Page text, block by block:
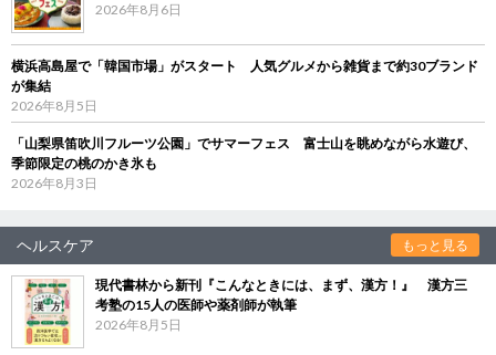
2026年8月6日
横浜高島屋で「韓国市場」がスタート 人気グルメから雑貨まで約30ブランド
が集結
2026年8月5日
「山梨県笛吹川フルーツ公園」でサマーフェス 富士山を眺めながら水遊び、
季節限定の桃のかき氷も
2026年8月3日
ヘルスケア もっと見る
現代書林から新刊『こんなときには、まず、漢方！』 漢方三
考塾の15人の医師や薬剤師が執筆
2026年8月5日